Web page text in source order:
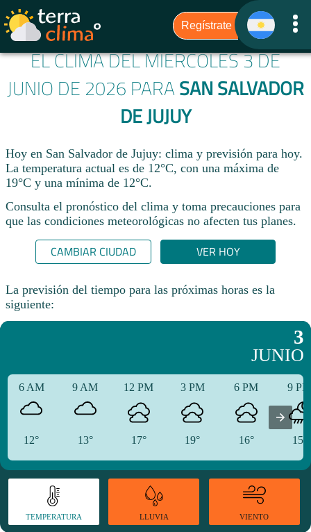
EL CLIMA DEL MIÉRCOLES 3 DE
JUNIO DE 2026 PARA SAN SALVADOR
DE JUJUY
Hoy en San Salvador de Jujuy: clima y previsión para hoy.
La temperatura actual es de 12°C, con una máxima de
19°C y una mínima de 12°C.​
Consulta el pronóstico del clima y toma precauciones para
que las condiciones meteorológicas no afecten tus planes.​
CAMBIAR CIUDAD VER HOY
La previsión del tiempo para las próximas horas es la
siguiente:
3
JUNIO
6 AM
12°
9 AM
13°
12 PM
17°
3 PM
19°
6 PM
16°
9
15°
TEMPERATURA LLUVIA VIENTO